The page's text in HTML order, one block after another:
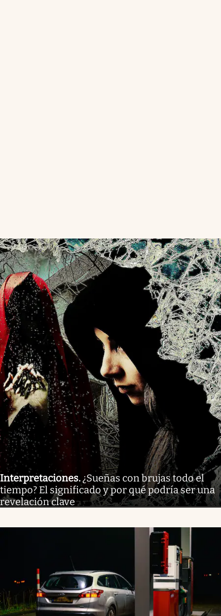
Interpretaciones. ¿Sueñas con brujas todo el
tiempo? El significado y por qué podría ser una
revelación clave